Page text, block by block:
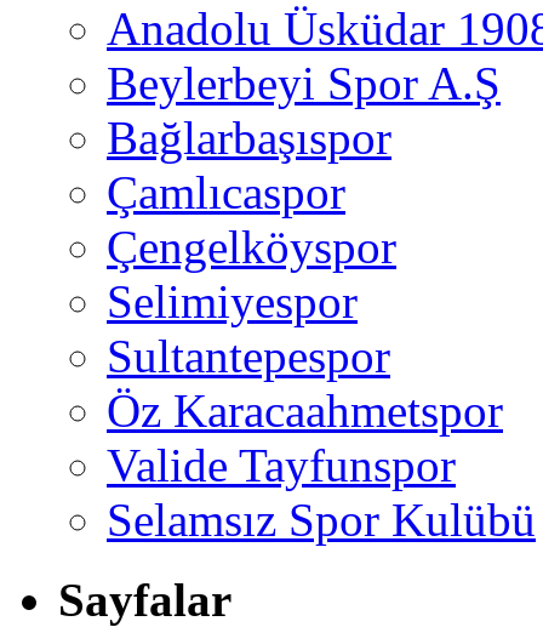
Anadolu Üsküdar
Beylerbeyi Spor A.Ş
Bağlarbaşıspor
Çamlıcaspor
Çengelköyspor
Selimiyespor
Sultantepespor
Öz Karacaahmetspor
Valide Tayfunspor
Selamsız Spor Kulübü
Sayfalar